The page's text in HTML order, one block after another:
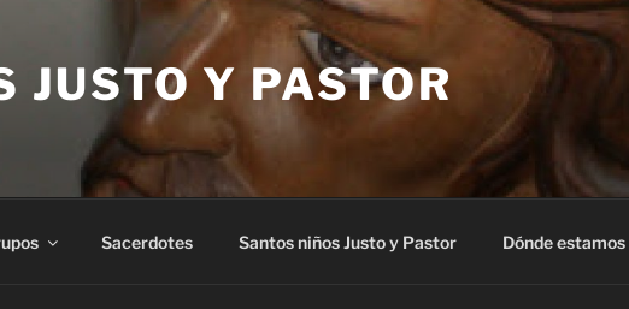
JUSTO Y PASTOR
Sacerdotes Santos niños Justo y Pastor Dónde estamos